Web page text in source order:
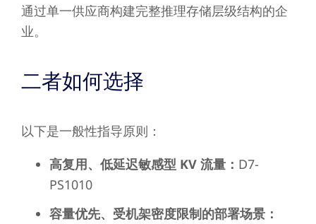
通过单一供应商构建完整推理存储层级结构的企
业。
二者如何选择
以下是一般性指导原则：
高复用、低延迟敏感型 KV 流量： D7-
PS1010
容量优先、受机架密度限制的部署场景：